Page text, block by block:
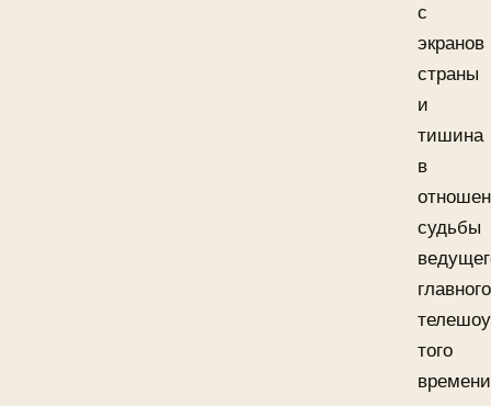
с
экранов
страны
и
тишина
в
судьбы
главного
телешоу
того